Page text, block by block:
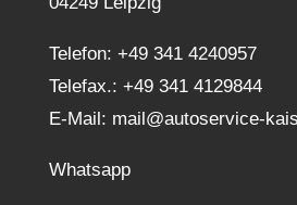
Telefon: +49 341 4240957
Telefax.: +49 341 4129844
E-Mail: mail@autoservice-
Whatsapp